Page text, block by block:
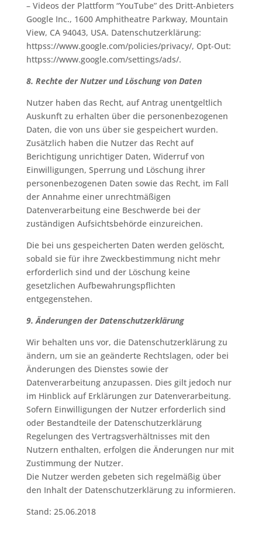
– Videos der Plattform “YouTube” des Dritt-Anbieters
Google Inc., 1600 Amphitheatre Parkway, Mountain
View, CA 94043, USA. Datenschutzerklärung:
httpss://www.google.com/policies/privacy/, Opt-Out:
httpss://www.google.com/settings/ads/.
8. Rechte der Nutzer und Löschung von Daten
Nutzer haben das Recht, auf Antrag unentgeltlich
Auskunft zu erhalten über die personenbezogenen
Daten, die von uns über sie gespeichert wurden.
Zusätzlich haben die Nutzer das Recht auf
Berichtigung unrichtiger Daten, Widerruf von
Einwilligungen, Sperrung und Löschung ihrer
personenbezogenen Daten sowie das Recht, im Fall
der Annahme einer unrechtmäßigen
Datenverarbeitung eine Beschwerde bei der
zuständigen Aufsichtsbehörde einzureichen.
Die bei uns gespeicherten Daten werden gelöscht,
sobald sie für ihre Zweckbestimmung nicht mehr
erforderlich sind und der Löschung keine
gesetzlichen Aufbewahrungspflichten
entgegenstehen.
9. Änderungen der Datenschutzerklärung
Wir behalten uns vor, die Datenschutzerklärung zu
ändern, um sie an geänderte Rechtslagen, oder bei
Änderungen des Dienstes sowie der
Datenverarbeitung anzupassen. Dies gilt jedoch nur
im Hinblick auf Erklärungen zur Datenverarbeitung.
Sofern Einwilligungen der Nutzer erforderlich sind
oder Bestandteile der Datenschutzerklärung
Regelungen des Vertragsverhältnisses mit den
Nutzern enthalten, erfolgen die Änderungen nur mit
Zustimmung der Nutzer.
Die Nutzer werden gebeten sich regelmäßig über
den Inhalt der Datenschutzerklärung zu informieren.
Stand: 25.06.2018